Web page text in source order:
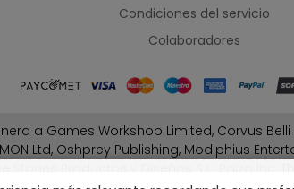
Condiciones del servicio
Colaboradores
a Games Workshop Limited, Corvus Belli
Ltd, Oshprey Publishing, Modiphius
Productos y Diseños S.L., Paizo Inc,